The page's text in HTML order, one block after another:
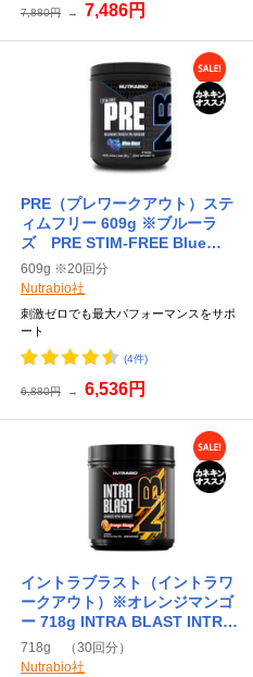
7,880円 → 7,486円
PRE（プレワークアウト）ステ
ィムフリー 609g ※ブルーラ
ズ PRE STIM-FREE Blue
Razz ニュートラバイオ
(Nutrabio)
609g ※20回分
Nutrabio社
刺激ゼロでも最大パフォーマンスをサポ
ート
(4件)
6,880円 → 6,536円
イントラブラスト（イントラワ
ークアウト）※オレンジマンゴ
ー 718g INTRA BLAST INTRA
WORKOUT AMINO FUEL ニュ
ートラバイオ (Nutrabio)
718g （30回分）
Nutrabio社